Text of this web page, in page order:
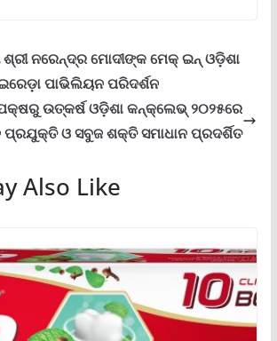
ଶ୍ରୀ ନରେନ୍ଦ୍ର ମୋଦୀଙ୍କ ମେକ୍ ଇନ୍ ଓଡ଼ିଶା
ପାଭିଲିୟନ ପରିଦର୍ଶନ
ପକ୍ଷରୁ ଉତ୍କର୍ଷ ଓଡ଼ିଶା କନ୍‌କ୍ଲେଭ୍ ୨୦୨୫ରେ
ପ୍ରଯୁକ୍ତି ଓ ସବୁଜ ଶକ୍ତି ସମାଧାନ ପ୍ରଦର୍ଶିତ
Also Like